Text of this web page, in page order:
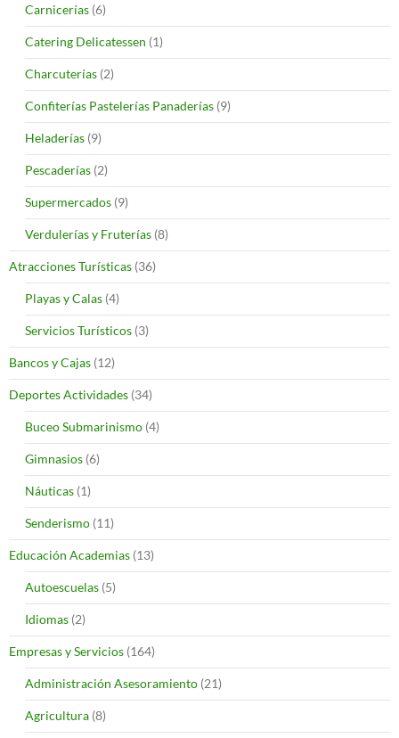
Carnicerías (6)
Catering Delicatessen (1)
Charcuterías (2)
Confiterías Pastelerías Panaderías (9)
Heladerías (9)
Pescaderías (2)
Supermercados (9)
Verdulerías y Fruterías (8)
Atracciones Turísticas (36)
Playas y Calas (4)
Servicios Turísticos (3)
Bancos y Cajas (12)
Deportes Actividades (34)
Buceo Submarinismo (4)
Gimnasios (6)
Náuticas (1)
Senderismo (11)
Educación Academias (13)
Autoescuelas (5)
Idiomas (2)
Empresas y Servicios (164)
Administración Asesoramiento (21)
Agricultura (8)